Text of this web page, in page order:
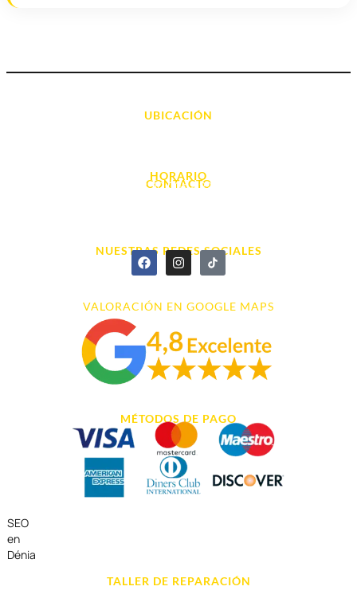
UBICACIÓN
HORARIO
L. - S. 10:00h a 22:00h
CONTACTO
NUESTRAS REDES SOCIALES
VALORACIÓN EN GOOGLE MAPS
MÉTODOS DE PAGO
SEO
en
Dénia
TALLER DE REPARACIÓN